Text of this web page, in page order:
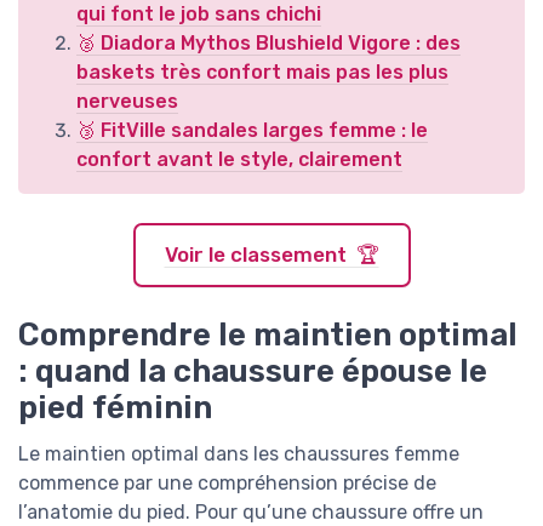
qui font le job sans chichi
🥈 Diadora Mythos Blushield Vigore : des
baskets très confort mais pas les plus
nerveuses
🥉 FitVille sandales larges femme : le
confort avant le style, clairement
Voir le classement 🏆
Comprendre le maintien optimal
: quand la chaussure épouse le
pied féminin
Le maintien optimal dans les chaussures femme
commence par une compréhension précise de
l’anatomie du pied. Pour qu’une chaussure offre un